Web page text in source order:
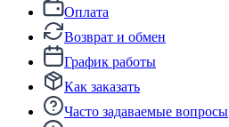
Оплата
Возврат и обмен
График работы
Как заказать
Часто задаваемые вопросы